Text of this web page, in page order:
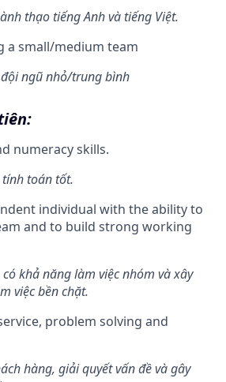
thạo tiếng Anh và tiếng Việt.
a small/medium team
ngũ nhỏ/trung bình
numeracy skills.
toán tốt.
individual with the ability to
and to build strong working
khả năng làm việc nhóm và xây
việc bền chặt.
problem solving and
hàng, giải quyết vấn đề và gây